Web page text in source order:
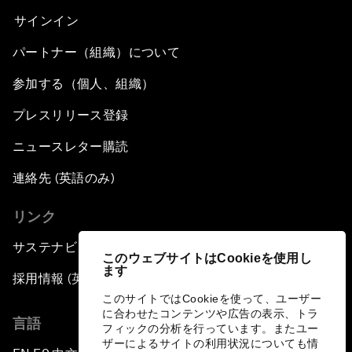
このウェブサイトはCookieを使用し
ます
このサイトではCookieを使って、ユーザー
に合わせたコンテンツや広告の表示、トラ
フィックの分析を行っています。またユー
ザーによるサイトの利用状況についても情
サインイン
パートナー（組織）について
参加する（個人、組織）
プレスリリース登録
ニュースレター購読
連絡先 (英語のみ)
リンク
サステナビリティへの取り組み
採用情報 (英語のみ)
言語